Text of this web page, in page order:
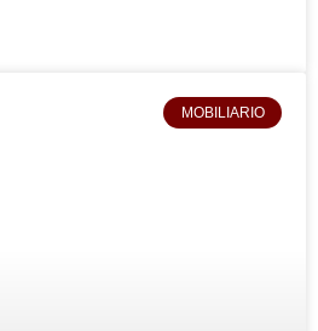
MOBILIARIO